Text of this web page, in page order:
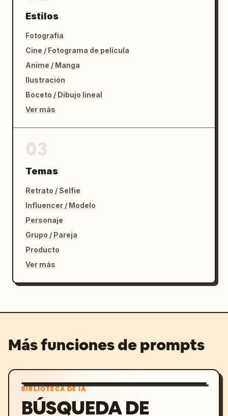
Estilos
Fotografía
Cine / Fotograma de película
Anime / Manga
Ilustración
Boceto / Dibujo lineal
Ver más
Temas
Retrato / Selfie
Influencer / Modelo
Personaje
Grupo / Pareja
Producto
Ver más
Más funciones de prompts
BIBLIOTECA DE IA
BÚSQUEDA DE